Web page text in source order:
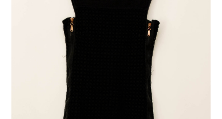
Peças em promoção
Política de privacidade